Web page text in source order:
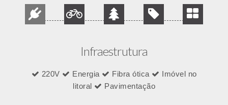
Infraestrutura
220V Energia Fibra ótica
Imóvel no
litoral
Pavimentação